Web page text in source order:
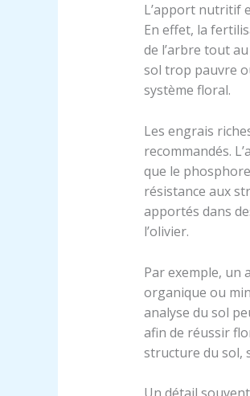
L’apport nutritif
En effet, la
de l’arbre tout
sol trop pauvre
système floral.
Les engrais
recommandés.
que le
résistance aux
apportés dans
l’olivier.
Par exemple, un
organique ou
analyse du sol
afin de réussir
structure du sol,